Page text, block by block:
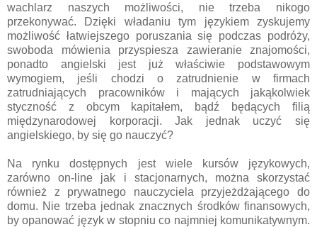
wachlarz naszych możliwości, nie trzeba nikogo
przekonywać. Dzięki władaniu tym językiem zyskujemy
możliwość łatwiejszego poruszania się podczas podróży,
swoboda mówienia przyspiesza zawieranie znajomości,
ponadto angielski jest już właściwie podstawowym
wymogiem, jeśli chodzi o zatrudnienie w firmach
zatrudniających pracowników i mających jakąkolwiek
styczność z obcym kapitałem, bądź będących filią
międzynarodowej korporacji. Jak jednak uczyć się
angielskiego, by się go nauczyć?
Na rynku dostępnych jest wiele kursów językowych,
zarówno on-line jak i stacjonarnych, można skorzystać
również z prywatnego nauczyciela przyjeżdżającego do
domu. Nie trzeba jednak znacznych środków finansowych,
by opanować język w stopniu co najmniej komunikatywnym.